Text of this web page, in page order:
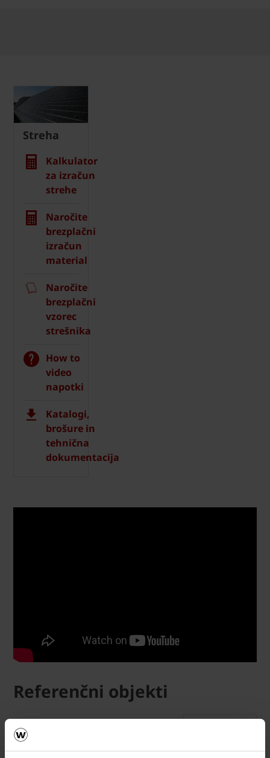
Streha
Kalkulator
za izračun
strehe
Naročite
brezplačni
izračun
material
Naročite
brezplačni
vzorec
strešnika
How to
video
napotki
Katalogi,
brošure in
tehnična
dokumentacija
Referenčni objekti